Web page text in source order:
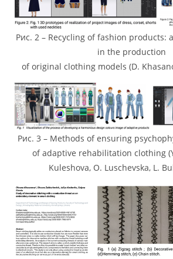
Рис. 2 – Recycling of fashion products:
in the production
of original clothing models (D.
Рис. 3 – Methods of ensuring
of adaptive rehabilitation clothing
Kuleshova, O. Luschevska, L.